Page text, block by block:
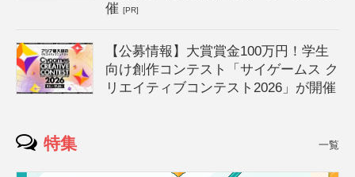
催[PR]
【公募情報】大賞賞金100万円！学生
向け創作コンテスト「サイゲームス ク
リエイティブコンテスト2026」が開催
特集 一覧